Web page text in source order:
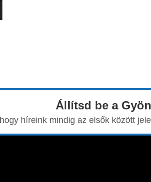
Állítsd be a
hogy híreink mindig az elsők között